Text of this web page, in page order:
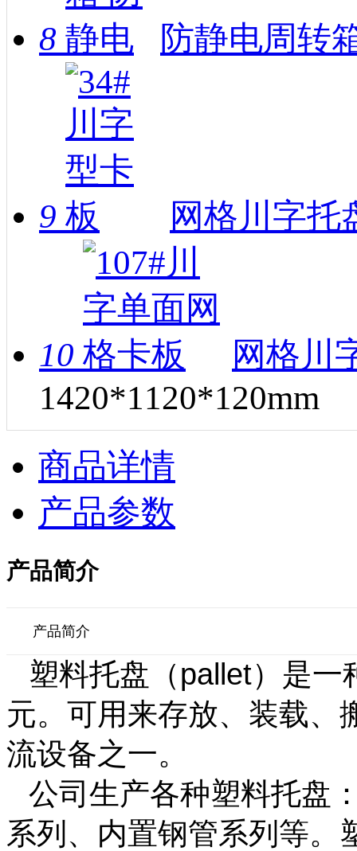
8 防静电周转
9 网格川字托
10
网格川
1420*1120*120mm
商品详情
产品参数
产品简介
产品简介
塑料托盘（pallet）是
元。可用来存放、装载、
流设备之一。
公司生产各种塑料托盘
系列、内置钢管系列等。